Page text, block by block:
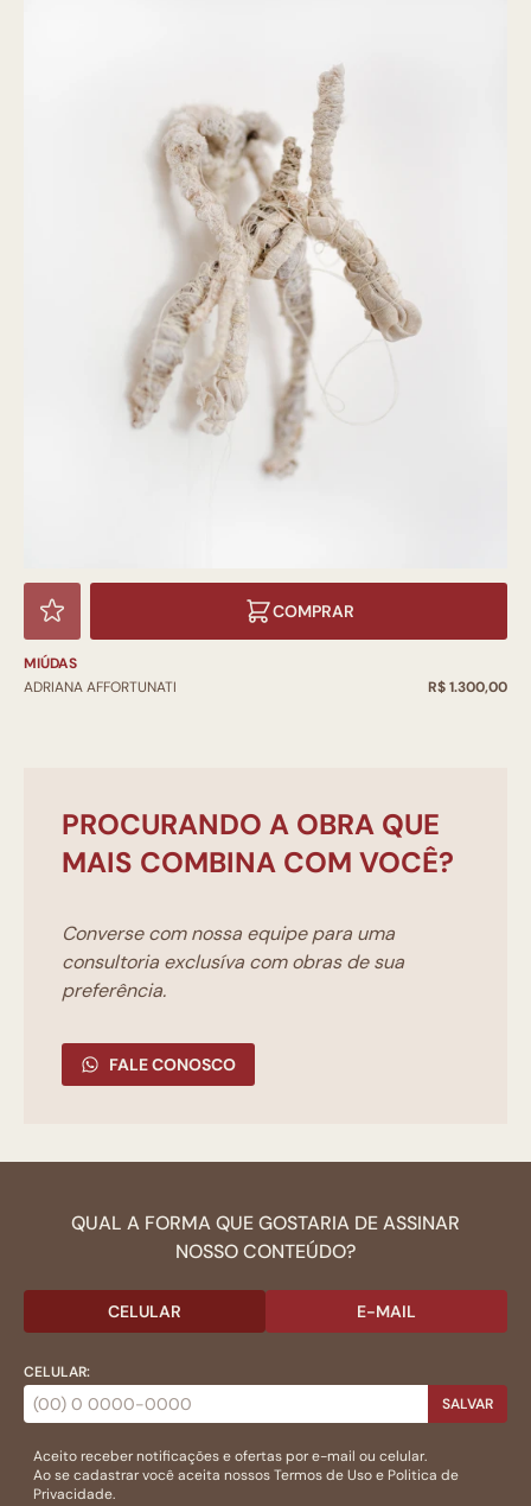
COMPRAR
MIÚDAS
ADRIANA AFFORTUNATI
R$ 1.300,00
PROCURANDO A OBRA QUE
MAIS COMBINA COM VOCÊ?
Converse com nossa equipe para uma
consultoria exclusíva com obras de sua
preferência.
FALE CONOSCO
QUAL A FORMA QUE GOSTARIA DE ASSINAR
NOSSO CONTEÚDO?
CELULAR E-MAIL
CELULAR:
SALVAR
Aceito receber notificações e ofertas por e-mail ou celular.
Ao se cadastrar você aceita nossosTermos de Usoe Politica de
Privacidade.